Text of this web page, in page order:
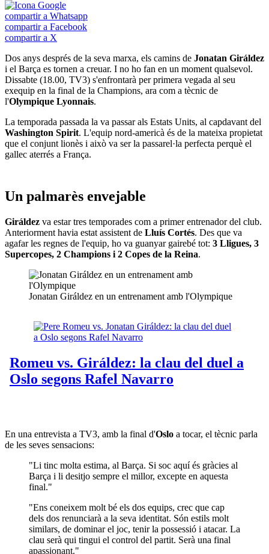
compartir a Whatsapp
compartir a Facebook
compartir a X
Dos anys després de la seva marxa, els camins de Jonatan Giráldez
i el Barça es tornen a creuar. I no ho fan en un moment qualsevol.
Dissabte (18.00, TV3) s'enfrontarà per primera vegada al seu
exequip en la final de la Champions, ara com a tècnic de
l'Olympique Lyonnais.
La temporada passada la va passar als Estats Units, al capdavant del
Washington Spirit. L'equip nord-americà és de la mateixa propietat
que el conjunt lionès i això va ser la passarel·la perfecta perquè el
gallec aterrés a França.
Un palmarès envejable
Giráldez va estar tres temporades com a primer entrenador del club.
Anteriorment havia estat assistent de Lluís Cortés. Des que va
agafar les regnes de l'equip, ho va guanyar gairebé tot: 3 Lligues, 3
Supercopes, 2 Champions i 2 Copes de la Reina.
Jonatan Giráldez en un entrenament amb l'Olympique
En una entrevista a TV3, amb la final d'Oslo a tocar, el tècnic parla
de les seves sensacions:
"Li tinc molta estima, al Barça. Si soc aquí és gràcies al
Barça i li desitjo sempre el millor, excepte en aquesta
final."
"Ens coneixem molt bé els dos equips, crec que cap
dels dos renunciarà a la seva identitat. Són estils molt
similars, de dominar el joc, tenir la possessió i atacar. La
clau serà qui tingui el control del partit. Serà una final
apassionant."